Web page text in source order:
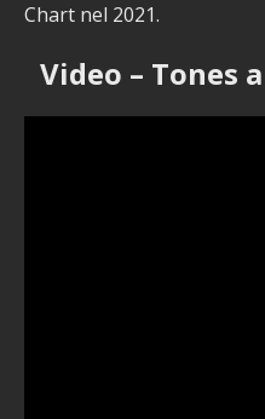
Chart nel 2021.
Video – Tones